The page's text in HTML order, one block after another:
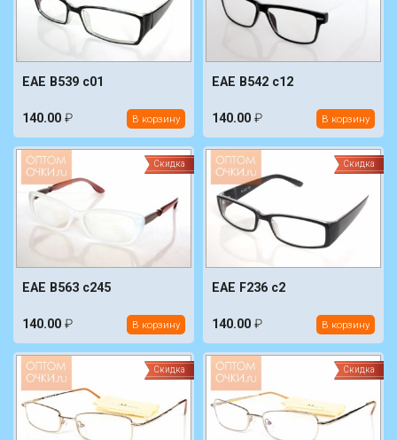
EAE B539 c01
140.00 ₽ В корзину
EAE B542 c12
140.00 ₽ В корзину
Скидка
EAE B563 c245
140.00 ₽ В корзину
Скидка
EAE F236 c2
140.00 ₽ В корзину
Скидка Скидка